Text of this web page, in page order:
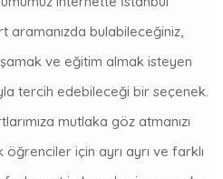
aramanızda bulabileceğiniz,
ve eğitim almak isteyen
tercih edebileceği bir seçenek.
mutlaka göz atmanızı
için ayrı ayrı ve farklı